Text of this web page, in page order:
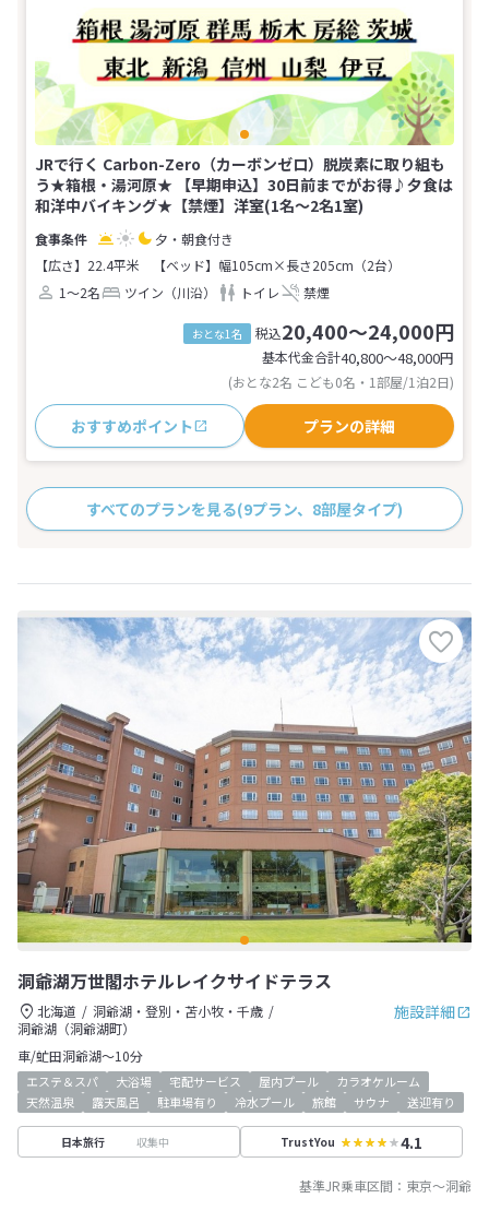
JRで行く Carbon-Zero（カーボンゼロ）脱炭素に取り組も
う★箱根・湯河原★ 【早期申込】30日前までがお得♪夕食は
和洋中バイキング★【禁煙】洋室(1名～2名1室)
夕・朝食付き
【広さ】22.4平米
【ベッド】幅105cm×長さ205cm（2台）
1～2名
ツイン（川沿） トイレ 禁煙
おとな1名 税込20,400～24,000円
基本代金合計40,800〜48,000円
(おとな2名 こども0名・1部屋/1泊2日)
おすすめポイント プランの詳細
すべてのプランを見る(9プラン、8部屋タイプ)
洞爺湖万世閣ホテルレイクサイドテラス
施設詳細
北海道
洞爺湖・登別・苫小牧・千歳
洞爺湖（洞爺湖町）
車/虻田洞爺湖～10分
エステ＆スパ 大浴場 宅配サービス 屋内プール
カラオケルーム
天然温泉
露天風呂 駐車場有り 冷水プール 旅館 サウナ 送迎有り
日本旅行 収集中 TrustYou 4.1
基準JR乗車区間： 東京～洞爺